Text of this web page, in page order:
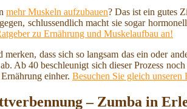
mehr Muskeln aufzubauen? Das ist ein gutes
schlussendlich macht sie sogar
zu Ernährung und Muskelaufbau an!
merken, dass sich so langsam das ein oder
Ab 40 beschleunigt sich dieser Prozess
einher. Besuchen Sie gleich unseren
– Zumba in